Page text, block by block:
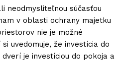
neodmysliteľnou súčasťou
v oblasti ochrany majetku
nie je možné
uvedomuje, že investícia do
je investíciou do pokoja a